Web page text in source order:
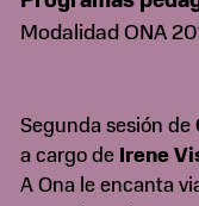
Modalidad ONA
Segunda sesión de
a cargo de Irene
A Ona le encanta